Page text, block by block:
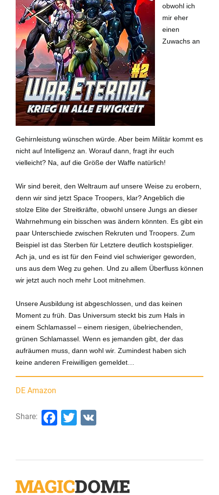
obwohl ich
mir eher
einen
Zuwachs an
Gehirnleistung wünschen würde. Aber beim Militär kommt es
nicht auf Intelligenz an. Worauf dann, fragt ihr euch
vielleicht? Na, auf die Größe der Waffe natürlich!
Wir sind bereit, den Weltraum auf unsere Weise zu erobern,
denn wir sind jetzt Space Troopers, klar? Angeblich die
stolze Elite der Streitkräfte, obwohl unsere Jungs an dieser
Wahrnehmung ein bisschen was ändern könnten. Es gibt ein
paar Unterschiede zwischen Rekruten und Troopers. Zum
Beispiel ist das Sterben für Letztere deutlich kostspieliger.
Ach ja, und es ist für den Feind viel schwieriger geworden,
uns aus dem Weg zu gehen. Und zu allem Überfluss können
wir jetzt auch noch mehr Loot mitnehmen.
Unsere Ausbildung ist abgeschlossen, und das keinen
Moment zu früh. Das Universum steckt bis zum Hals in
einem Schlamassel – einem riesigen, übelriechenden,
grünen Schlamassel. Wenn es jemanden gibt, der das
aufräumen muss, dann wohl wir. Zumindest haben sich
keine anderen Freiwilligen gemeldet…
DE Amazon
Share: Facebook
Twitter